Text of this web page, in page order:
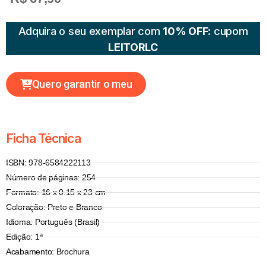
Adquira o seu exemplar com 10% OFF: cupom
LEITORLC
Quero garantir o meu
Ficha Técnica
ISBN: 978-6584222113
Número de páginas: 254
Formato: 16 x 0.15 x 23 cm
Coloração: Preto e Branco
Idioma: Português (Brasil)
Edição: 1ª
Acabamento: Brochura